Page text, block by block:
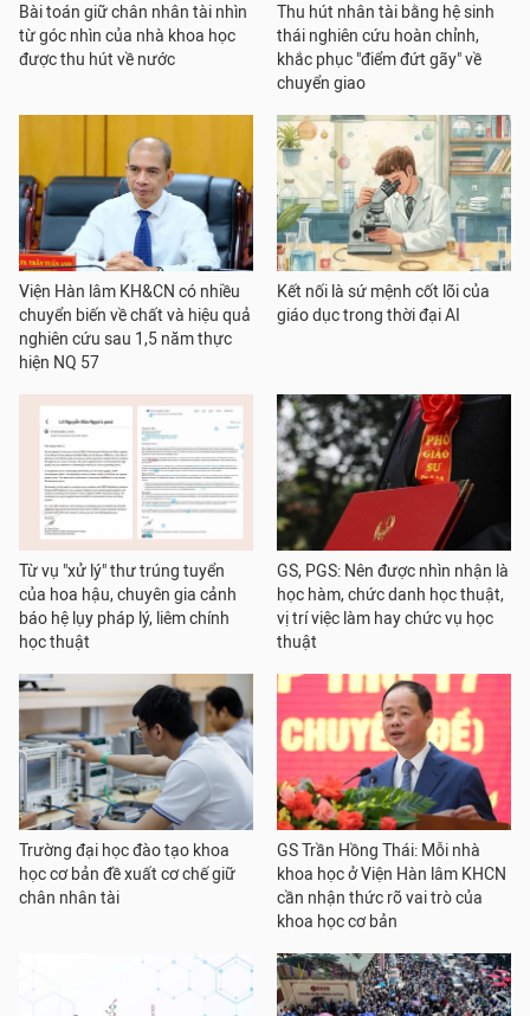
Bài toán giữ chân nhân tài nhìn
từ góc nhìn của nhà khoa học
được thu hút về nước
Thu hút nhân tài bằng hệ sinh
thái nghiên cứu hoàn chỉnh,
khắc phục "điểm đứt gãy" về
chuyển giao
Viện Hàn lâm KH&CN có nhiều
chuyển biến về chất và hiệu quả
nghiên cứu sau 1,5 năm thực
hiện NQ 57
Kết nối là sứ mệnh cốt lõi của
giáo dục trong thời đại AI
Từ vụ "xử lý" thư trúng tuyển
của hoa hậu, chuyên gia cảnh
báo hệ lụy pháp lý, liêm chính
học thuật
GS, PGS: Nên được nhìn nhận là
học hàm, chức danh học thuật,
vị trí việc làm hay chức vụ học
thuật
Trường đại học đào tạo khoa
học cơ bản đề xuất cơ chế giữ
chân nhân tài
GS Trần Hồng Thái: Mỗi nhà
khoa học ở Viện Hàn lâm KHCN
cần nhận thức rõ vai trò của
khoa học cơ bản